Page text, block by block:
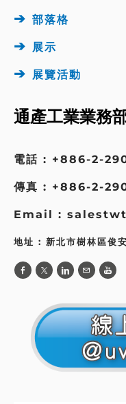
➔ 部落格
➔ 展示
➔ 展覽活動
通產工業業務
電話 : +886-2-
傳真 : +886-2-
Email :
地址 : 新北市樹林區俊